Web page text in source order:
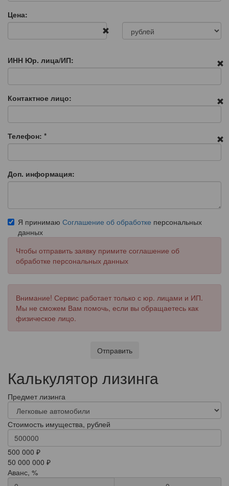
Цена:
ИНН Юр. лица/ИП:
Контактное лицо:
Телефон: *
Доп. информация:
Я принимаю Соглашение об обработке персональных
данных
Чтобы отправить заявку примите соглашение об
обработке персональных данных
Внимание! Сервис работает только с юр. лицами и ИП.
Мы не сможем Вам помочь, если вы обращаетесь как
физическое лицо.
Отправить
Калькулятор лизинга
Предмет лизинга
Стоимость имущества, рублей
500 000 ₽
50 000 000 ₽
Аванс, %